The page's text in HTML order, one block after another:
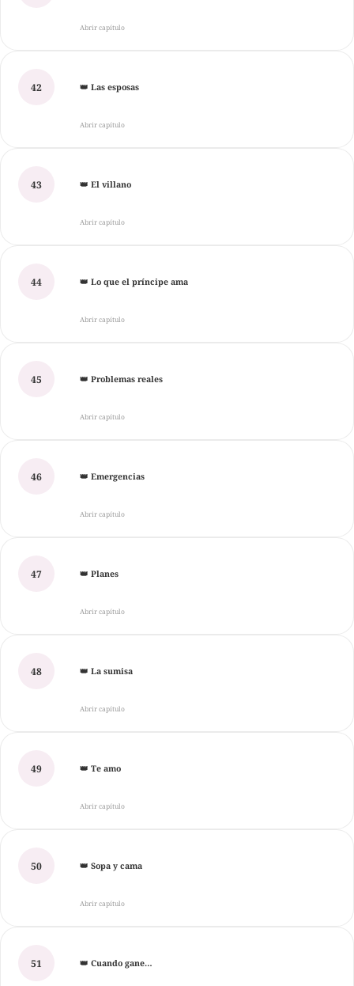
Abrir capítulo
42 👑 Las esposas
Abrir capítulo
43 👑 El villano
Abrir capítulo
44 👑 Lo que el príncipe ama
Abrir capítulo
45 👑 Problemas reales
Abrir capítulo
46 👑 Emergencias
Abrir capítulo
47 👑 Planes
Abrir capítulo
48 👑 La sumisa
Abrir capítulo
49 👑 Te amo
Abrir capítulo
50 👑 Sopa y cama
Abrir capítulo
51 👑 Cuando gane…